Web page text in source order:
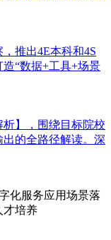
推出4E本科和4S
“数据+工具+场景
】，围绕目标院校
的全路径解读。深
化服务应用场景落
才培养